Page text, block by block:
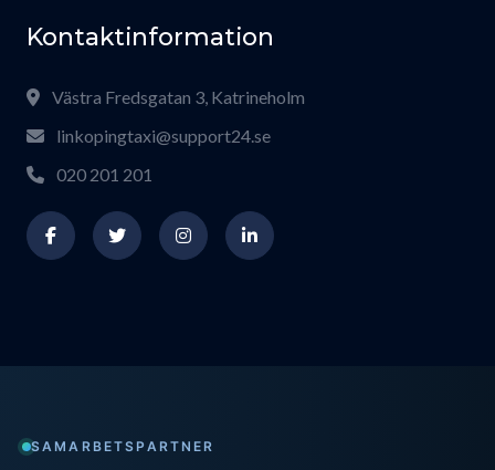
Kontaktinformation
Västra Fredsgatan 3, Katrineholm
linkopingtaxi@support24.se
020 201 201
SAMARBETSPARTNER